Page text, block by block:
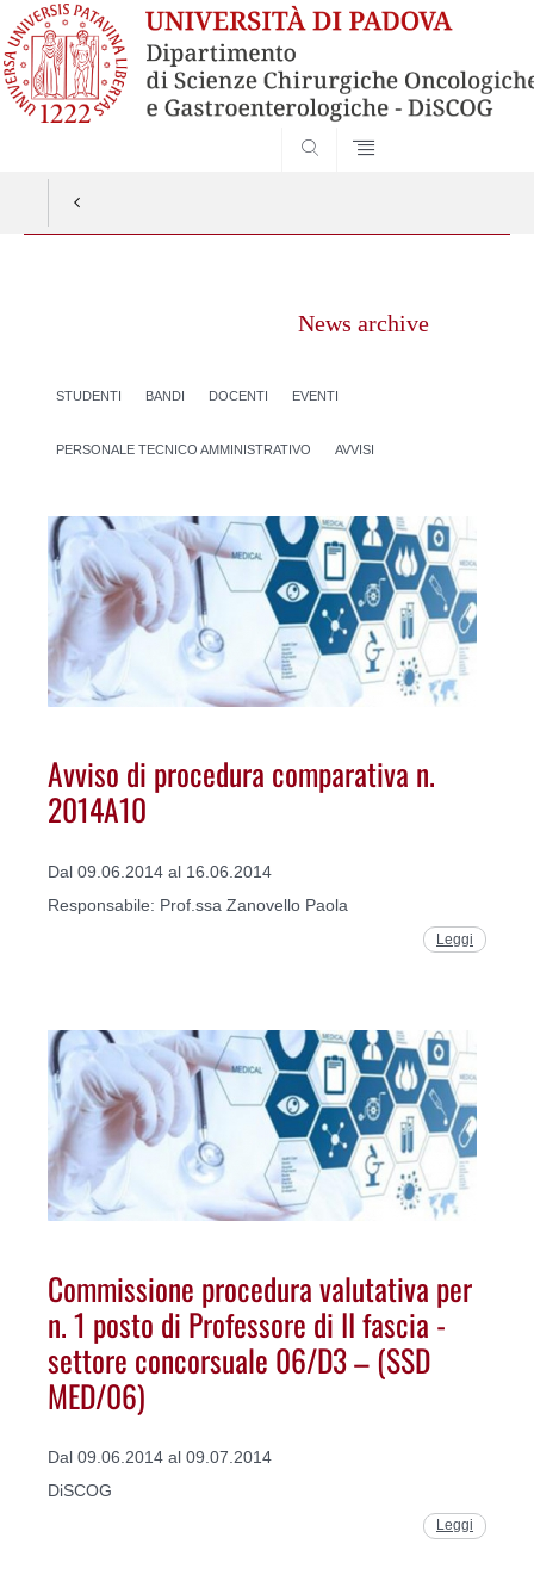
News archive
STUDENTI BANDI DOCENTI EVENTI
PERSONALE TECNICO AMMINISTRATIVO AVVISI
Avviso di procedura comparativa n.
2014A10
Dal 09.06.2014 al 16.06.2014
Responsabile: Prof.ssa Zanovello Paola
Leggi
Commissione procedura valutativa per
n. 1 posto di Professore di II fascia -
settore concorsuale 06/D3 – (SSD
MED/06)
Dal 09.06.2014 al 09.07.2014
DiSCOG
Leggi